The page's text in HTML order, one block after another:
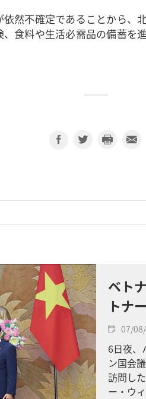
然不確定であることから、
食料や生活必需品の備蓄を
ベト
トナ
07/
6日夜、
ン国会
訪問し
ー・ウ